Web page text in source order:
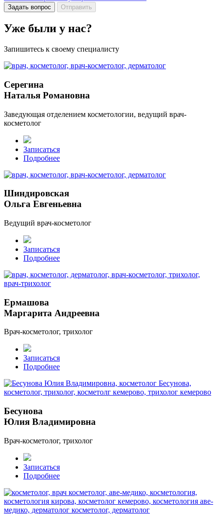
Задать вопрос Отправить
Уже были у нас?
Запишитесь к своему специалисту
Серегина
Наталья Романовна
Заведующая отделением косметологии, ведущий врач-
косметолог
Записаться
Подробнее
Шиндировская
Ольга Евгеньевна
Ведущий врач-косметолог
Записаться
Подробнее
Ермашова
Маргарита Андреевна
Врач-косметолог, трихолог
Записаться
Подробнее
Бесунова
Юлия Владимировна
Врач-косметолог, трихолог
Записаться
Подробнее